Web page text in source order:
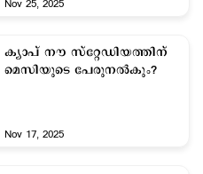
Nov 25, 2025
ക്യാപ് നൗ സ്റ്റേഡിയത്തിന്
മെസിയുടെ പേരുനല്‍കും?
Nov 17, 2025